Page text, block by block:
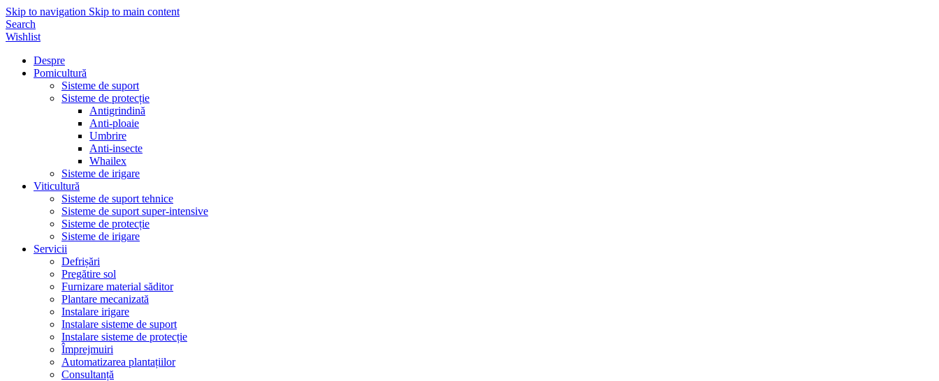
Skip to navigation Skip to main content
Search
Wishlist
Despre
Pomicultură
Sisteme de suport
Sisteme de protecție
Antigrindină
Anti-ploaie
Umbrire
Anti-insecte
Whailex
Sisteme de irigare
Viticultură
Sisteme de suport tehnice
Sisteme de suport super-intensive
Sisteme de protecție
Sisteme de irigare
Servicii
Defrișări
Pregătire sol
Furnizare material săditor
Plantare mecanizată
Instalare irigare
Instalare sisteme de suport
Instalare sisteme de protecție
Împrejmuiri
Automatizarea plantațiilor
Consultanță